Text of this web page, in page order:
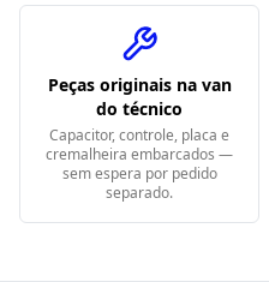
Peças originais na van
do técnico
Capacitor, controle, placa e
cremalheira embarcados —
sem espera por pedido
separado.